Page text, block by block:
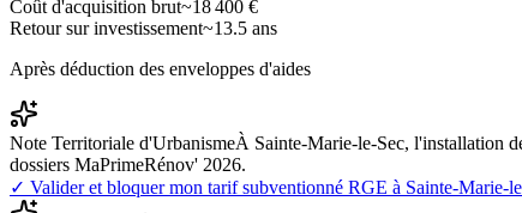
Coût d'acquisition brut~18 400 €
Retour sur investissement~13.5 ans
Après déduction des enveloppes d'aides
Note Territoriale d'UrbanismeÀ Sainte-Marie-le-Sec, l'installation
dossiers MaPrimeRénov' 2026.
✓ Valider et bloquer mon tarif subventionné RGE à Sainte-Marie-